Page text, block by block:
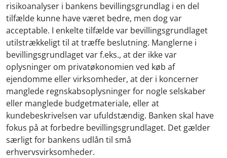
risikoanalyser i bankens bevillingsgrundlag i en del
tilfælde kunne have været bedre, men dog var
acceptable. I enkelte tilfælde var bevillingsgrundlaget
utilstrækkeligt til at træffe beslutning. Manglerne i
bevillingsgrundlaget var f.eks., at der ikke var
oplysninger om privatøkonomien ved køb af
ejendomme eller virksomheder, at der i koncerner
manglede regnskabsoplysninger for nogle selskaber
eller manglede budgetmateriale, eller at
kundebeskrivelsen var ufuldstændig. Banken skal have
fokus på at forbedre bevillingsgrundlaget. Det gælder
særligt for bankens udlån til små
erhvervsvirksomheder.